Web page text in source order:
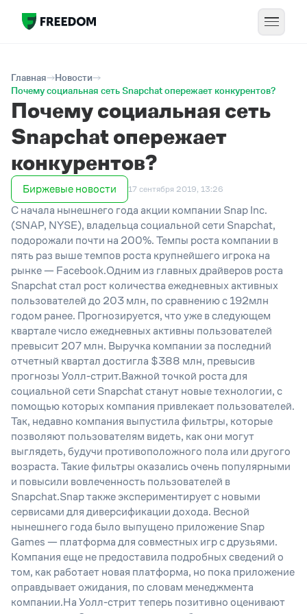
Главная
Новости
Почему социальная сеть Snapchat опережает конкурентов?
Почему социальная сеть
Snapchat опережает
конкурентов?
Биржевые новости 17 сентября 2019, 13:26
С начала нынешнего года акции компании Snap Inc.
(SNAP, NYSE), владельца социальной сети Snapchat,
подорожали почти на 200%. Темпы роста компании в
пять раз выше темпов роста крупнейшего игрока на
рынке — Facebook.Одним из главных драйверов роста
Snapchat стал рост количества ежедневных активных
пользователей до 203 млн, по сравнению с 192млн
годом ранее. Прогнозируется, что уже в следующем
квартале число ежедневных активны пользователей
превысит 207 млн. Выручка компании за последний
отчетный квартал достигла $388 млн, превысив
прогнозы Уолл-стрит.Важной точкой роста для
социальной сети Snapchat станут новые технологии, с
помощью которых компания привлекает пользователей.
Так, недавно компания выпустила фильтры, которые
позволяют пользователям видеть, как они могут
выглядеть, будучи противоположного пола или другого
возраста. Такие фильтры оказались очень популярными
и повысили вовлеченность пользователей в
Snapchat.Snap также экспериментирует с новыми
сервисами для диверсификации дохода. Весной
нынешнего года было выпущено приложение Snap
Games — платформа для совместных игр с друзьями.
Компания еще не предоставила подробных сведений о
том, как работает новая платформа, но пока приложение
оправдывает ожидания, по словам менеджмента
компании.На Уолл-стрит теперь позитивно оценивают